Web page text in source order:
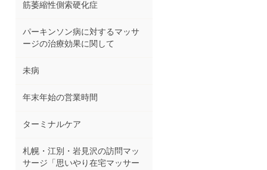
筋萎縮性側索硬化症
パーキンソン病に対するマッサ
ージの治療効果に関して
未病
年末年始の営業時間
ターミナルケア
札幌・江別・岩見沢の訪問マッ
サージ「思いやり在宅マッサー